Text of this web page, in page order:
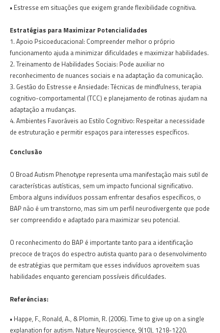
• Estresse em situações que exigem grande flexibilidade cognitiva.
Estratégias para Maximizar Potencialidades
1. Apoio Psicoeducacional: Compreender melhor o próprio
funcionamento ajuda a minimizar dificuldades e maximizar habilidades.
2. Treinamento de Habilidades Sociais: Pode auxiliar no
reconhecimento de nuances sociais e na adaptação da comunicação.
3. Gestão do Estresse e Ansiedade: Técnicas de mindfulness, terapia
cognitivo-comportamental (TCC) e planejamento de rotinas ajudam na
adaptação a mudanças.
4. Ambientes Favoráveis ao Estilo Cognitivo: Respeitar a necessidade
de estruturação e permitir espaços para interesses específicos.
Conclusão
O Broad Autism Phenotype representa uma manifestação mais sutil de
características autísticas, sem um impacto funcional significativo.
Embora alguns indivíduos possam enfrentar desafios específicos, o
BAP não é um transtorno, mas sim um perfil neurodivergente que pode
ser compreendido e adaptado para maximizar seu potencial.
O reconhecimento do BAP é importante tanto para a identificação
precoce de traços do espectro autista quanto para o desenvolvimento
de estratégias que permitam que esses indivíduos aproveitem suas
habilidades enquanto gerenciam possíveis dificuldades.
Referências:
• Happe, F., Ronald, A., & Plomin, R. (2006). Time to give up on a single
explanation for autism. Nature Neuroscience, 9(10), 1218-1220.